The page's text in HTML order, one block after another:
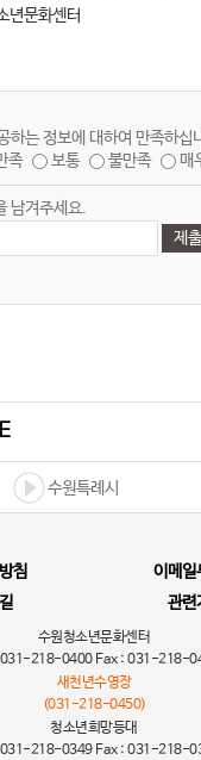
문화센터
하는 정보에 대하여 만족하십
족 보통 불만족 매
남겨주세요.
수원특례시
침
이메일
관련
수원청소년문화센터
031-218-0400 Fax : 031-218-
새천년수영장
(031-218-0450)
청소년희망등대
031-218-0349 Fax : 031-218-